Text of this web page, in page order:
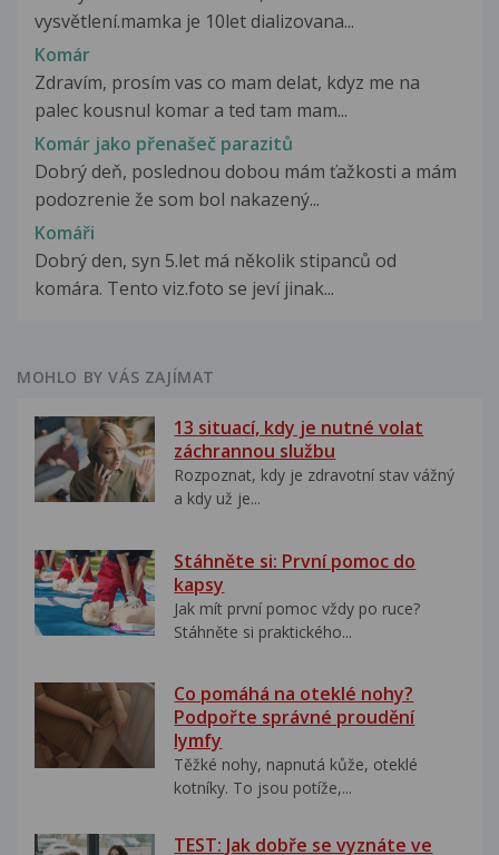
vysvětlení.mamka je 10let dializovana...
Komár
Zdravím, prosím vas co mam delat, kdyz me na
palec kousnul komar a ted tam mam...
Komár jako přenašeč parazitů
Dobrý deň, poslednou dobou mám ťažkosti a mám
podozrenie že som bol nakazený...
Komáři
Dobrý den, syn 5.let má několik stipanců od
komára. Tento viz.foto se jeví jinak...
MOHLO BY VÁS ZAJÍMAT
13 situací, kdy je nutné volat
záchrannou službu
Rozpoznat, kdy je zdravotní stav vážný
a kdy už je...
Stáhněte si: První pomoc do
kapsy
Jak mít první pomoc vždy po ruce?
Stáhněte si praktického...
Co pomáhá na oteklé nohy?
Podpořte správné proudění
lymfy
Těžké nohy, napnutá kůže, oteklé
kotníky. To jsou potíže,...
TEST: Jak dobře se vyznáte ve